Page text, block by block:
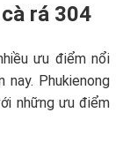
rá 304
ưu điểm nổi
Phukienong
những ưu điểm